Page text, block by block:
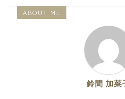
ABOUT ME
鈴間 加菜